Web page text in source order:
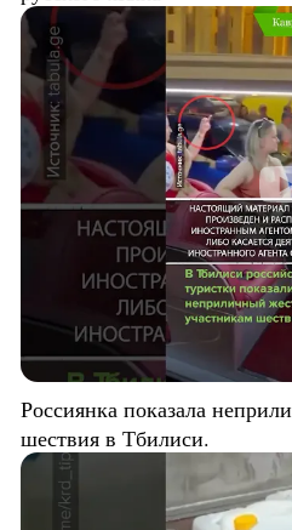
Россиянка показала
шествия в Тбилиси.